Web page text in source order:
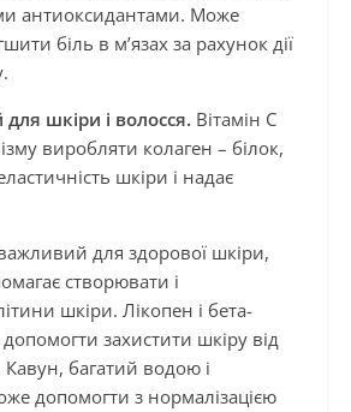
антиоксидантами. Може
біль в м’язах за рахунок дії
шкіри і волосся. Вітамін C
виробляти колаген – білок,
шкіри і надає
для здорової шкіри,
створювати і
шкіри. Лікопен і бета-
захистити шкіру від
Кавун, багатий водою і
допомогти з нормалізацією